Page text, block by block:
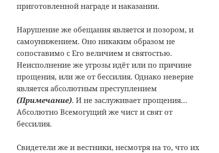
приготовленной награде и наказании.
Нарушение же обещания является и позором, и
самоунижением. Оно никаким образом не
сопоставимо с Его величием и святостью.
Неисполнение же угрозы идёт или по причине
прощения, или же от бессилия. Однако неверие
является абсолютным преступлением
(Примечание). И не заслуживает прощения…
Абсолютно Всемогущий же чист и свят от
бессилия.
Свидетели же и вестники, несмотря на то, что их